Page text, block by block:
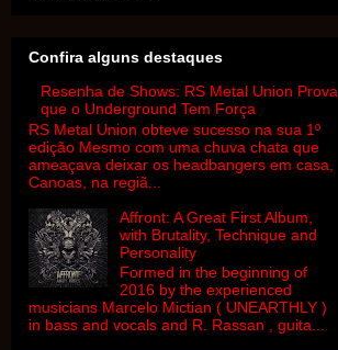
Confira alguns destaques
Resenha de Shows: RS Metal Union Prova
que o Underground Tem Força
RS Metal Union obteve sucesso na sua 1º
edição Mesmo com uma chuva chata que
ameaçava deixar os headbangers em casa,
Canoas, na regiã...
Affront: A Great First Album,
with Brutality, Technique and
Personality
Formed in the beginning of
2016 by the experienced
musicians Marcelo Mictian ( UNEARTHLY )
in bass and vocals and R. Rassan , guita...